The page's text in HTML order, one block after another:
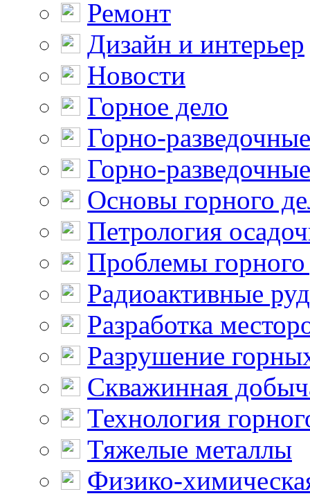
Ремонт
Дизайн и интерьер
Новости
Горное дело
Горно-
Горно-
Основы горного
Петрология
Проблемы горного
Радиоактивные
Разработка
Разрушение
Скважинная
Технология
Тяжелые металлы
Физико-